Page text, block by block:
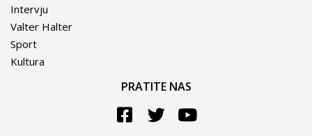
Intervju
Valter Halter
Sport
Kultura
PRATITE NAS